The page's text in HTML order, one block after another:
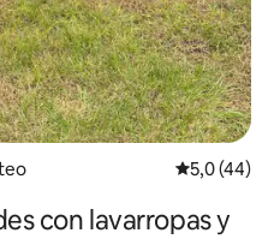
Calificación
5,0 (44)
con lavarropas y